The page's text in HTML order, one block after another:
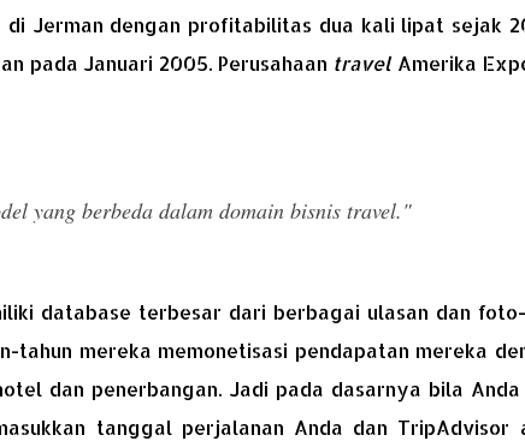
di Jerman dengan profitabilitas dua kali lipat sejak
pada Januari 2005. Perusahaan travel Amerika
yang berbeda dalam domain bisnis travel."
database terbesar dari berbagai ulasan dan
mereka memonetisasi pendapatan mereka
dan penerbangan. Jadi pada dasarnya bila Anda
tanggal perjalanan Anda dan TripAdvisor